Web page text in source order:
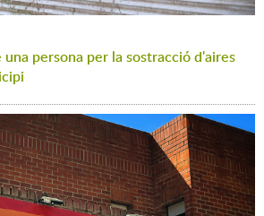
persona per la sostracció d'aires